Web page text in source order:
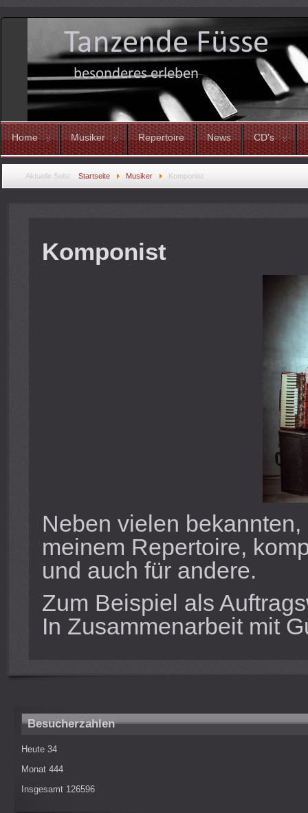
Home Musiker Repertoire News CD's
Aktuelle Seite: Startseite Musiker Komponist
Komponist
Neben vielen
meinem Repertoire,
und auch für andere.
Zum Beispiel als
In Zusammenarbeit mit
Besucherzahlen
Heute 34
Monat 444
Insgesamt 126596